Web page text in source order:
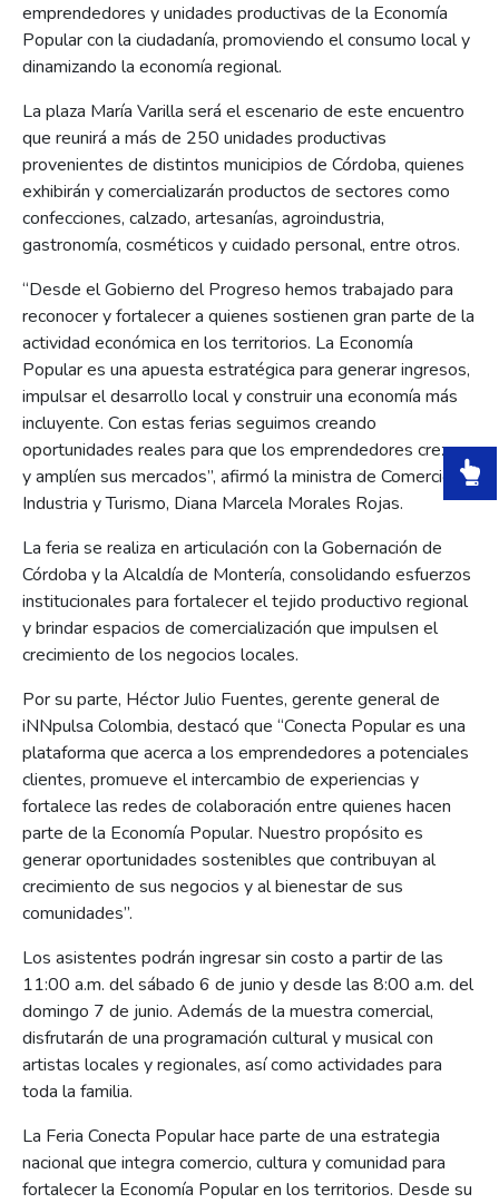
emprendedores y unidades productivas de la Economía
Popular con la ciudadanía, promoviendo el consumo local y
dinamizando la economía regional.
La plaza María Varilla será el escenario de este encuentro
que reunirá a más de 250 unidades productivas
provenientes de distintos municipios de Córdoba, quienes
exhibirán y comercializarán productos de sectores como
confecciones, calzado, artesanías, agroindustria,
gastronomía, cosméticos y cuidado personal, entre otros.
“Desde el Gobierno del Progreso hemos trabajado para
reconocer y fortalecer a quienes sostienen gran parte de la
actividad económica en los territorios. La Economía
Popular es una apuesta estratégica para generar ingresos,
impulsar el desarrollo local y construir una economía más
incluyente. Con estas ferias seguimos creando
oportunidades reales para que los emprendedores crezcan
y amplíen sus mercados”, afirmó la ministra de Comercio,
Industria y Turismo, Diana Marcela Morales Rojas.
La feria se realiza en articulación con la Gobernación de
Córdoba y la Alcaldía de Montería, consolidando esfuerzos
institucionales para fortalecer el tejido productivo regional
y brindar espacios de comercialización que impulsen el
crecimiento de los negocios locales.
Por su parte, Héctor Julio Fuentes, gerente general de
iNNpulsa Colombia, destacó que “Conecta Popular es una
plataforma que acerca a los emprendedores a potenciales
clientes, promueve el intercambio de experiencias y
fortalece las redes de colaboración entre quienes hacen
parte de la Economía Popular. Nuestro propósito es
generar oportunidades sostenibles que contribuyan al
crecimiento de sus negocios y al bienestar de sus
comunidades”.
Los asistentes podrán ingresar sin costo a partir de las
11:00 a.m. del sábado 6 de junio y desde las 8:00 a.m. del
domingo 7 de junio. Además de la muestra comercial,
disfrutarán de una programación cultural y musical con
artistas locales y regionales, así como actividades para
toda la familia.
La Feria Conecta Popular hace parte de una estrategia
nacional que integra comercio, cultura y comunidad para
fortalecer la Economía Popular en los territorios. Desde su